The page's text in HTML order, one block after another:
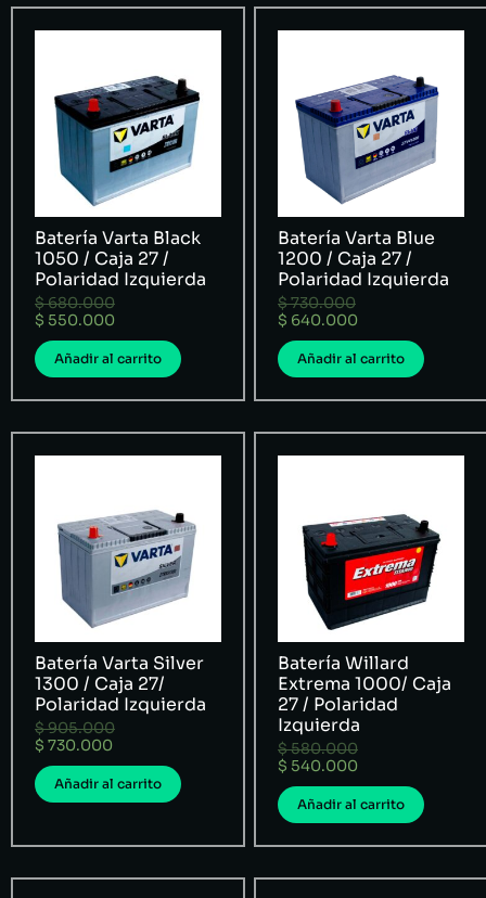
Batería Varta Black
1050 / Caja 27 /
Polaridad Izquierda
$680.000
$ 550.000
Añadir al carrito
Batería Varta Blue
1200 / Caja 27 /
Polaridad Izquierda
$730.000
$ 640.000
Añadir al carrito
Batería Varta Silver
1300 / Caja 27/
Polaridad Izquierda
$905.000
$ 730.000
Añadir al carrito
Batería Willard
Extrema 1000/ Caja
27 / Polaridad
Izquierda
$580.000
$ 540.000
Añadir al carrito